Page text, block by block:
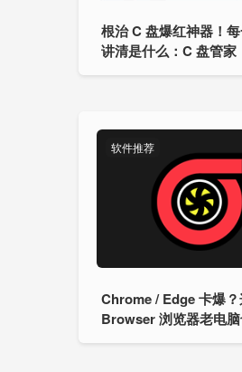
根治 C 盘爆红神器！
讲清是什么：C 盘管家
软件推荐
Chrome / Edge 卡爆
Browser 浏览器老电
飞